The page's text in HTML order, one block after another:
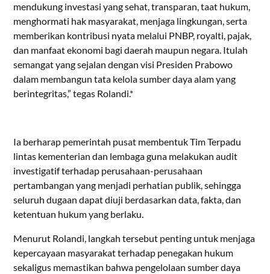
mendukung investasi yang sehat, transparan, taat hukum,
menghormati hak masyarakat, menjaga lingkungan, serta
memberikan kontribusi nyata melalui PNBP, royalti, pajak,
dan manfaat ekonomi bagi daerah maupun negara. Itulah
semangat yang sejalan dengan visi Presiden Prabowo
dalam membangun tata kelola sumber daya alam yang
berintegritas,” tegas Rolandi.*
Ia berharap pemerintah pusat membentuk Tim Terpadu
lintas kementerian dan lembaga guna melakukan audit
investigatif terhadap perusahaan-perusahaan
pertambangan yang menjadi perhatian publik, sehingga
seluruh dugaan dapat diuji berdasarkan data, fakta, dan
ketentuan hukum yang berlaku.
Menurut Rolandi, langkah tersebut penting untuk menjaga
kepercayaan masyarakat terhadap penegakan hukum
sekaligus memastikan bahwa pengelolaan sumber daya